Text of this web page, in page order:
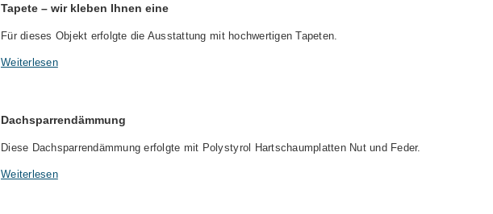
Tapete – wir kleben Ihnen eine
Für dieses Objekt erfolgte die Ausstattung mit hochwertigen Tapeten.
Weiterlesen
Dachsparrendämmung
Diese Dachsparrendämmung erfolgte mit Polystyrol Hartschaumplatten Nut und Feder.
Weiterlesen